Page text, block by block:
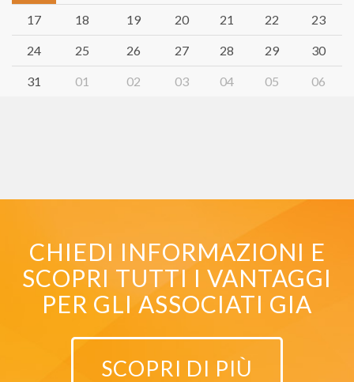
17 18 19 20 21 22 23
24 25 26 27 28 29 30
31 01 02 03 04 05 06
CHIEDI INFORMAZIONI E
SCOPRI TUTTI I VANTAGGI
PER GLI ASSOCIATI GIA
SCOPRI DI PIÙ